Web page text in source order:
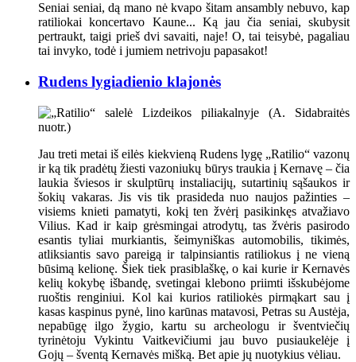
Seniai seniai, dą mano nė kvapo šitam ansambly nebuvo, kap
ratiliokai koncertavo Kaune... Ką jau čia seniai, skubysit
pertraukt, taigi prieš dvi savaiti, naje! O, tai teisybė, pagaliau
tai invyko, todė i jumiem netrivoju papasakot!
Rudens lygiadienio klajonės
Jau treti metai iš eilės kiekvieną Rudens lygę „Ratilio“ vazonų
ir ką tik pradėtų žiesti vazoniukų būrys traukia į Kernavę – čia
laukia šviesos ir skulptūrų instaliacijų, sutartinių sąšaukos ir
šokių vakaras. Jis vis tik prasideda nuo naujos pažinties –
visiems knieti pamatyti, kokį ten žvėrį pasikinkęs atvažiavo
Vilius. Kad ir kaip grėsmingai atrodytų, tas žvėris pasirodo
esantis tyliai murkiantis, šeimyniškas automobilis, tikimės,
atliksiantis savo pareigą ir talpinsiantis ratiliokus į ne vieną
būsimą kelionę. Šiek tiek prasiblaškę, o kai kurie ir Kernavės
kelių kokybę išbandę, svetingai klebono priimti išskubėjome
ruoštis renginiui. Kol kai kurios ratiliokės pirmąkart sau į
kasas kaspinus pynė, lino karūnas matavosi, Petras su Austėja,
nepabūgę ilgo žygio, kartu su archeologu ir šventviečių
tyrinėtoju Vykintu Vaitkevičiumi jau buvo pusiaukelėje į
Gojų – šventą Kernavės mišką. Bet apie jų nuotykius vėliau.